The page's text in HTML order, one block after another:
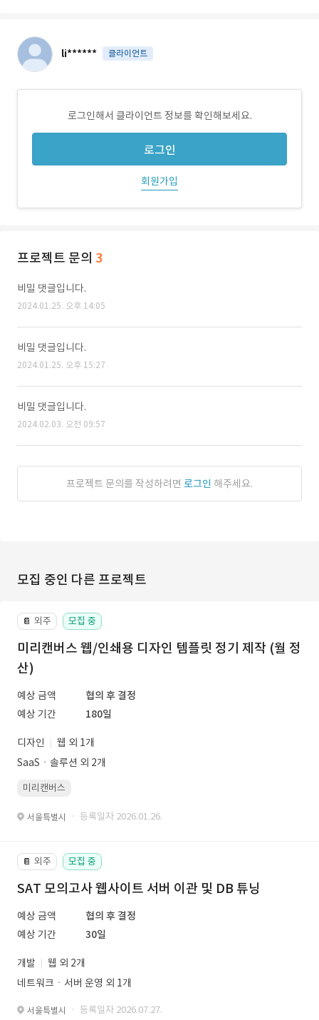
li****** 클라이언트
로그인해서 클라이언트 정보를 확인해보세요.
로그인
회원가입
프로젝트 문의 3
비밀 댓글입니다.
2024.01.25. 오후 14:05
비밀 댓글입니다.
2024.01.25. 오후 15:27
비밀 댓글입니다.
2024.02.03. 오전 09:57
프로젝트 문의를 작성하려면 로그인 해주세요.
모집 중인 다른 프로젝트
📔 외주 모집 중
미리캔버스 웹/인쇄용 디자인 템플릿 정기 제작 (월 정
산)
예상 금액
협의 후 결정
예상 기간
180일
디자인
웹 외 1개
SaaSㆍ솔루션 외 2개
미리캔버스
서울특별시 · 등록일자 2026.01.26.
📔 외주 모집 중
SAT 모의고사 웹사이트 서버 이관 및 DB 튜닝
예상 금액
협의 후 결정
예상 기간
30일
개발
웹 외 2개
네트워크ㆍ서버 운영 외 1개
서울특별시 · 등록일자 2026.07.27.